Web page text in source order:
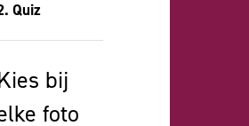
Quiz
bij
foto